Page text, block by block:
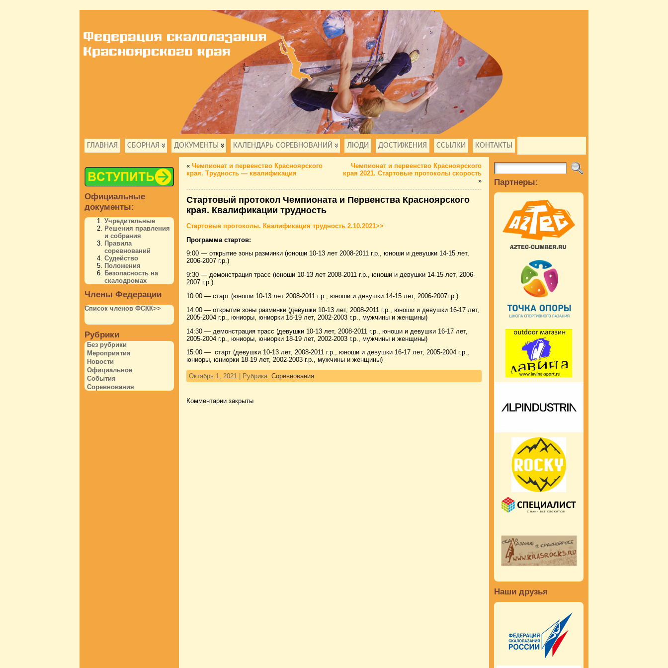
ГЛАВНАЯ СБОРНАЯ ДОКУМЕНТЫ КАЛЕНДАРЬ СОРЕВНОВАНИЙ ЛЮДИ ДОСТИЖЕНИЯ ССЫЛКИ КОНТАКТЫ
Официальные
документы:
Учредительные
Решения правления
и собрания
Правила
соревнований
Судейство
Положения
Безопасность на
скалодромах
Члены Федерации
Список членов ФСКК>>
Рубрики
Без рубрики
Мероприятия
Новости
Официальное
События
Соревнования
« Чемпионат и первенство Красноярского
края. Трудность — квалификация
Чемпионат и первенство Красноярского
края 2021. Стартовые протоколы скорость
»
Стартовый протокол Чемпионата и Первенства Красноярского
края. Квалификации трудность
Стартовые протоколы. Квалификация трудность 2.10.2021>>
Программа стартов:
9:00 — открытие зоны разминки (юноши 10-13 лет 2008-2011 г.р., юноши и девушки 14-15 лет,
2006-2007 г.р.)
9:30 — демонстрация трасс (юноши 10-13 лет 2008-2011 г.р., юноши и девушки 14-15 лет, 2006-
2007 г.р.)
10:00 — старт (юноши 10-13 лет 2008-2011 г.р., юноши и девушки 14-15 лет, 2006-2007г.р.)
14:00 — открытие зоны разминки (девушки 10-13 лет, 2008-2011 г.р., юноши и девушки 16-17 лет,
2005-2004 г.р., юниоры, юниорки 18-19 лет, 2002-2003 г.р., мужчины и женщины)
14:30 — демонстрация трасс (девушки 10-13 лет, 2008-2011 г.р., юноши и девушки 16-17 лет,
2005-2004 г.р., юниоры, юниорки 18-19 лет, 2002-2003 г.р., мужчины и женщины)
15:00 — старт (девушки 10-13 лет, 2008-2011 г.р., юноши и девушки 16-17 лет, 2005-2004 г.р.,
юниоры, юниорки 18-19 лет, 2002-2003 г.р., мужчины и женщины)
Октябрь 1, 2021 | Рубрика: Соревнования
Комментарии закрыты
Партнеры:
Наши друзья